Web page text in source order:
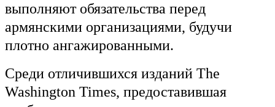
выполняют обязательства перед
армянскими организациями, будучи
плотно ангажированными.
Среди отличившихся изданий The
Washington Times, предоставившая